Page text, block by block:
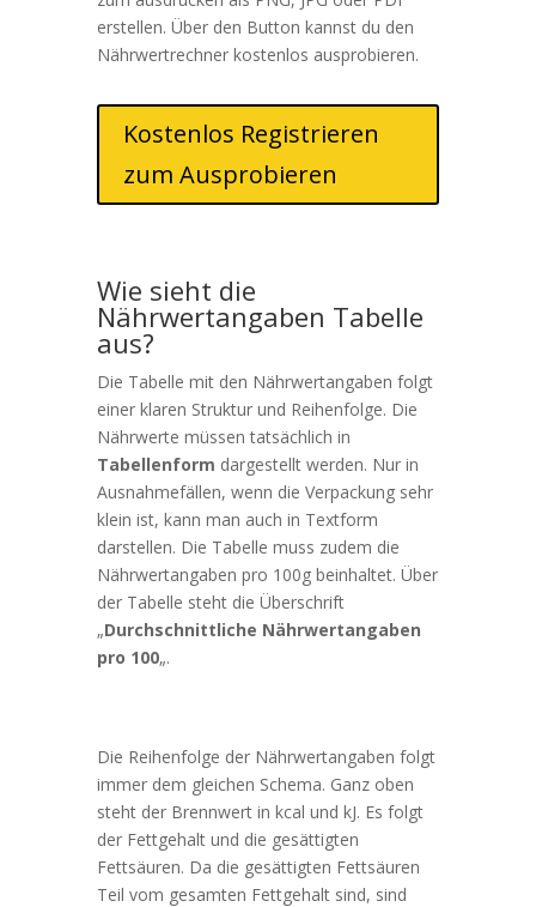
erstellen. Über den Button kannst du den
Nährwertrechner kostenlos ausprobieren.
Kostenlos Registrieren
zum Ausprobieren
Wie sieht die
Nährwertangaben Tabelle
aus?
Die Tabelle mit den Nährwertangaben folgt
einer klaren Struktur und Reihenfolge. Die
Nährwerte müssen tatsächlich in
Tabellenform dargestellt werden. Nur in
Ausnahmefällen, wenn die Verpackung sehr
klein ist, kann man auch in Textform
darstellen. Die Tabelle muss zudem die
Nährwertangaben pro 100g beinhaltet. Über
der Tabelle steht die Überschrift
„Durchschnittliche Nährwertangaben
pro 100„.
Die Reihenfolge der Nährwertangaben folgt
immer dem gleichen Schema. Ganz oben
steht der Brennwert in kcal und kJ. Es folgt
der Fettgehalt und die gesättigten
Fettsäuren. Da die gesättigten Fettsäuren
Teil vom gesamten Fettgehalt sind, sind